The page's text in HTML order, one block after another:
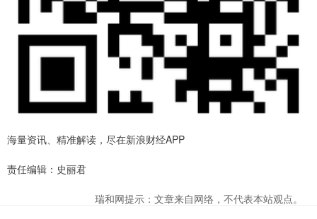
海量资讯、精准解读，尽在新浪财经APP
责任编辑：史丽君
瑞和网提示：文章来自网络，不代表本站观点。